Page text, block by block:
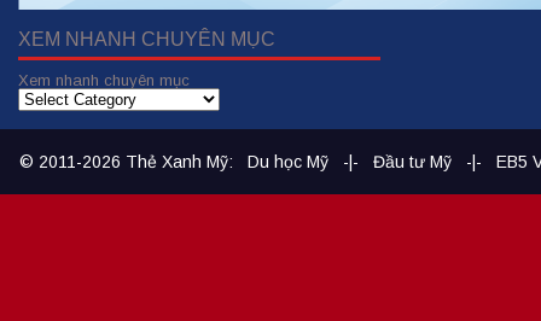
XEM NHANH CHUYÊN MỤC
Xem nhanh chuyên mục
© 2011-2026 Thẻ Xanh Mỹ: Du học Mỹ -|- Đầu tư Mỹ -|- EB5